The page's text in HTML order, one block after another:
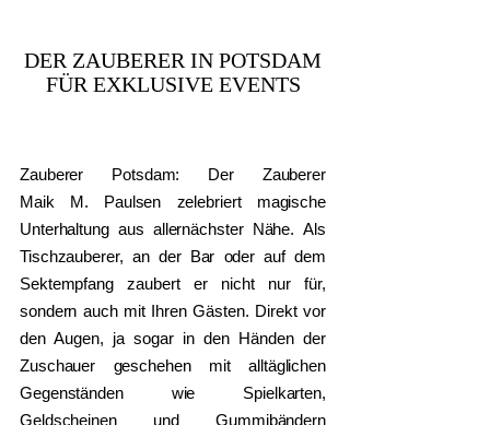
DER ZAUBERER IN POTSDAM
FÜR EXKLUSIVE EVENTS
Zauberer Potsdam: Der Zauberer
Maik M. Paulsen zelebriert magische
Unterhaltung aus allernächster Nähe. Als
Tischzauberer, an der Bar oder auf dem
Sektempfang zaubert er nicht nur für,
sondern auch mit Ihren Gästen. Direkt vor
den Augen, ja sogar in den Händen der
Zuschauer geschehen mit alltäglichen
Gegenständen wie Spielkarten,
Geldscheinen und Gummibändern